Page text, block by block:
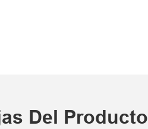
Del Producto